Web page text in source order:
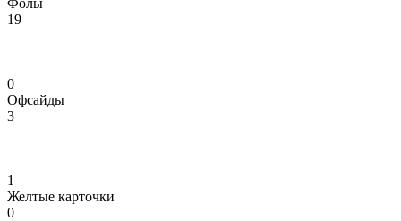
19
0
Офсайды
3
1
Желтые карточки
0